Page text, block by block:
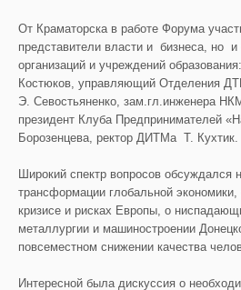
От Краматорска в работе Форума
представители власти и бизнеса, но
организаций и учреждений
Костюков, управляющий Отделения
Э. Севостьяненко, зам.гл.инженера
президент Клуба Предпринимателей
Борозенцева, ректор ДИТМа Т. Кухтик.
Широкий спектр вопросов обсуждался
трансформации глобальной
кризисе и рисках Европы, о
металлургии и машиностроении
повсеместном снижении качества
Интересной была дискуссия о